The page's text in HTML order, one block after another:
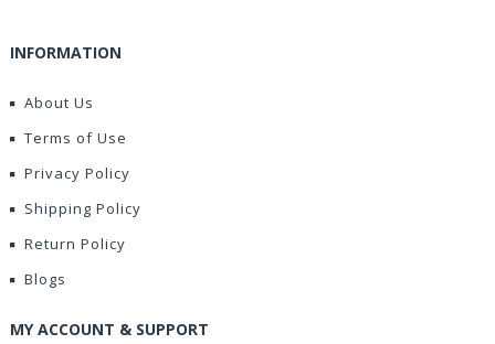
INFORMATION
About Us
Terms of Use
Privacy Policy
Shipping Policy
Return Policy
Blogs
MY ACCOUNT & SUPPORT